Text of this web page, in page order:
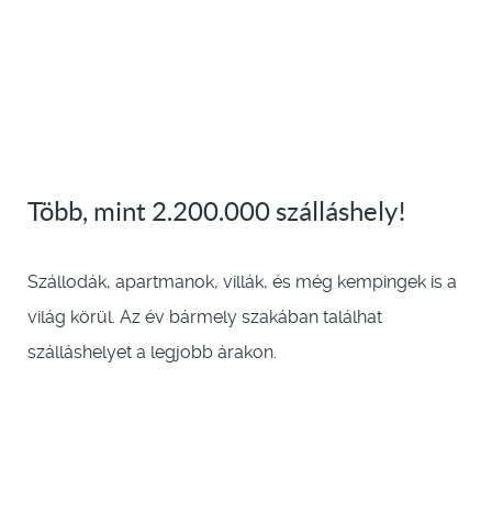
Több, mint 2.200.000 szálláshely!
Szállodák, apartmanok, villák, és még kempingek is a
világ körül. Az év bármely szakában találhat
szálláshelyet a legjobb árakon.